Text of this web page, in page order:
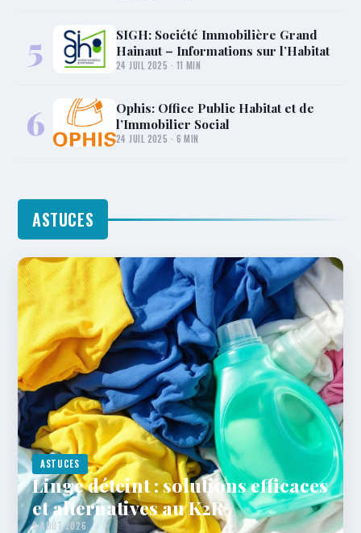
5
SIGH: Société Immobilière Grand
Hainaut – Informations sur l’Habitat
24 JUIL 2025 · 11 MIN
6
Ophis: Office Public Habitat et de
l’Immobilier Social
24 JUIL 2025 · 6 MIN
ASTUCES
ASTUCES
Linge déteint : solutions efficaces
et alternatives au K2R
9 AOÛT 2026